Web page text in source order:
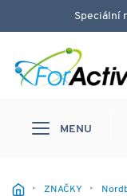
Speciální
MENU
ZNAČKY